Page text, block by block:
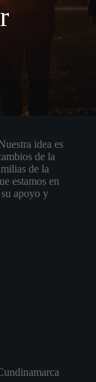
idea es
de la
de la
estamos en
apoyo y